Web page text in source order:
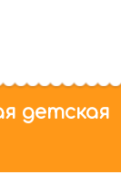
детская